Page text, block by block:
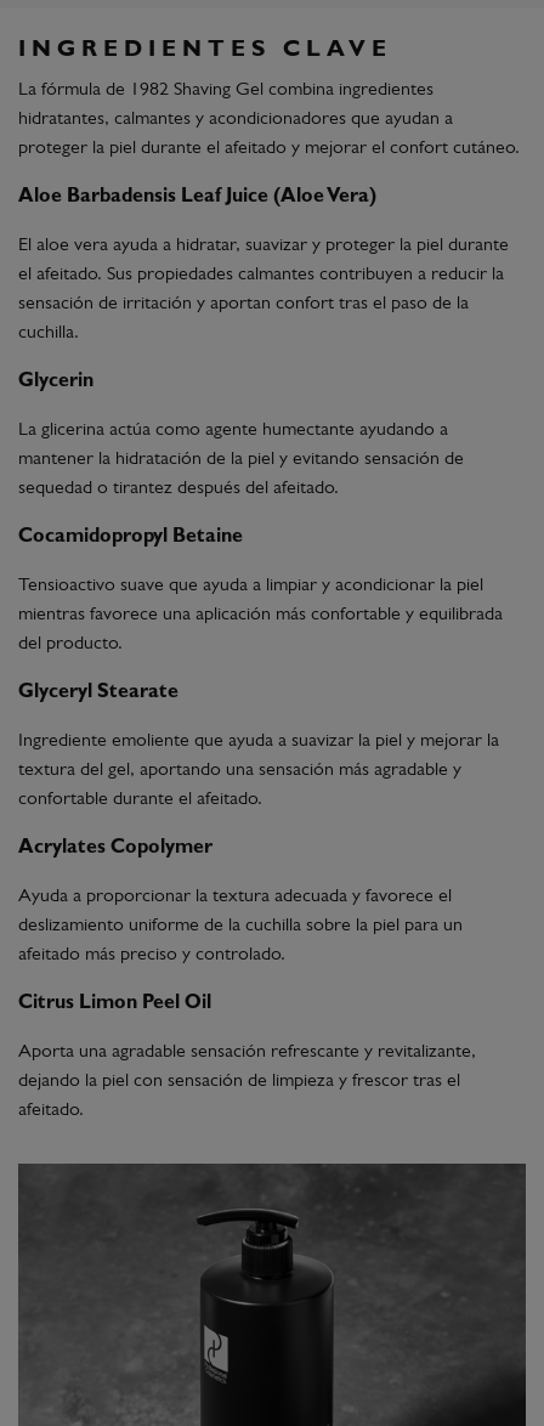
INGREDIENTES CLAVE
La fórmula de 1982 Shaving Gel combina ingredientes
hidratantes, calmantes y acondicionadores que ayudan a
proteger la piel durante el afeitado y mejorar el confort cutáneo.
Aloe Barbadensis Leaf Juice (Aloe Vera)
El aloe vera ayuda a hidratar, suavizar y proteger la piel durante
el afeitado. Sus propiedades calmantes contribuyen a reducir la
sensación de irritación y aportan confort tras el paso de la
cuchilla.
Glycerin
La glicerina actúa como agente humectante ayudando a
mantener la hidratación de la piel y evitando sensación de
sequedad o tirantez después del afeitado.
Cocamidopropyl Betaine
Tensioactivo suave que ayuda a limpiar y acondicionar la piel
mientras favorece una aplicación más confortable y equilibrada
del producto.
Glyceryl Stearate
Ingrediente emoliente que ayuda a suavizar la piel y mejorar la
textura del gel, aportando una sensación más agradable y
confortable durante el afeitado.
Acrylates Copolymer
Ayuda a proporcionar la textura adecuada y favorece el
deslizamiento uniforme de la cuchilla sobre la piel para un
afeitado más preciso y controlado.
Citrus Limon Peel Oil
Aporta una agradable sensación refrescante y revitalizante,
dejando la piel con sensación de limpieza y frescor tras el
afeitado.